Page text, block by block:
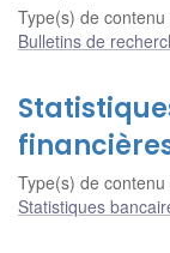
Type(s) de contenu
Bulletins de
Type(s) de contenu
Statistiques